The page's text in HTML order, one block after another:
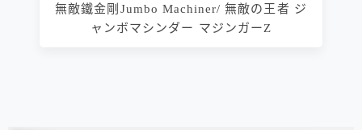
無敵鐵金剛Jumbo Machiner/ 無敵の王者 ジ
ャンボマシンダー マジンガーZ